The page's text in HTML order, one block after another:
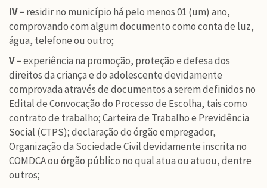
IV – residir no município há pelo menos 01 (um) ano,
comprovando com algum documento como conta de luz,
água, telefone ou outro;
V –experiência na promoção, proteção e defesa dos
direitos da criança e do adolescente devidamente
comprovada através de documentos a serem definidos no
Edital de Convocação do Processo de Escolha, tais como
contrato de trabalho; Carteira de Trabalho e Previdência
Social (CTPS); declaração do órgão empregador,
Organização da Sociedade Civil devidamente inscrita no
COMDCA ou órgão público no qual atua ou atuou, dentre
outros;